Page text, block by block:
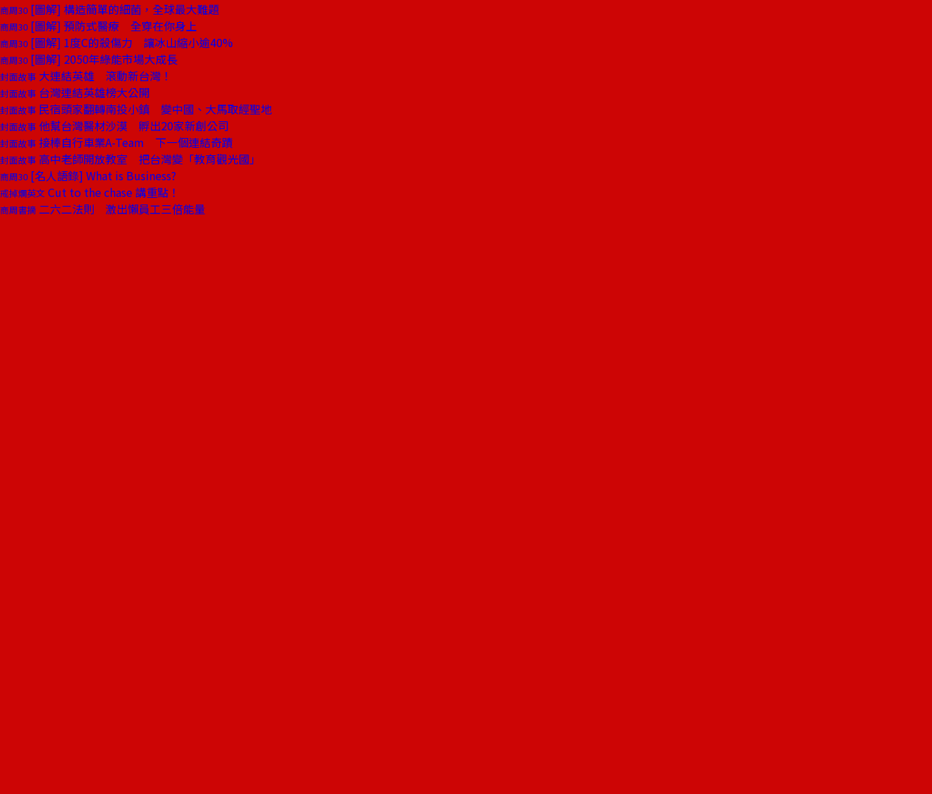
商周30 [圖解] 構造簡單的細菌，全球最大難題
商周30 [圖解] 預防式醫療 全穿在你身上
商周30 [圖解] 1度C的殺傷力 讓冰山縮小逾40%
商周30 [圖解] 2050年綠能市場大成長
封面故事 大連結英雄 滾動新台灣！
封面故事 台灣連結英雄榜大公開
封面故事 民宿頭家翻轉南投小鎮 變中國、大馬取經聖地
封面故事 他幫台灣醫材沙漠 孵出20家新創公司
封面故事 接棒自行車業A-Team 下一個連結奇蹟
封面故事 高中老師開放教室 把台灣變「教育觀光國」
商周30 [名人語錄] What is Business?
戒掉爛英文 Cut to the chase 講重點！
商周書摘 二六二法則 激出懶員工三倍能量